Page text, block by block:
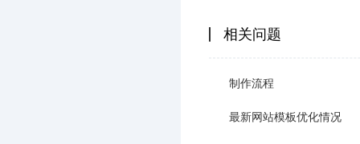
相关问题
制作流程
最新网站模板优化情况